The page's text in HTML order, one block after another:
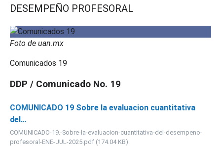
DESEMPEÑO PROFESORAL
Foto de uan.mx
Comunicados 19
DDP / Comunicado No. 19
COMUNICADO 19 Sobre la evaluacion cuantitativa
del…
COMUNICADO-19.-Sobre-la-evaluacion-cuantitativa-del-desempeno-
profesoral-ENE-JUL-2025.pdf (174.04 KB)